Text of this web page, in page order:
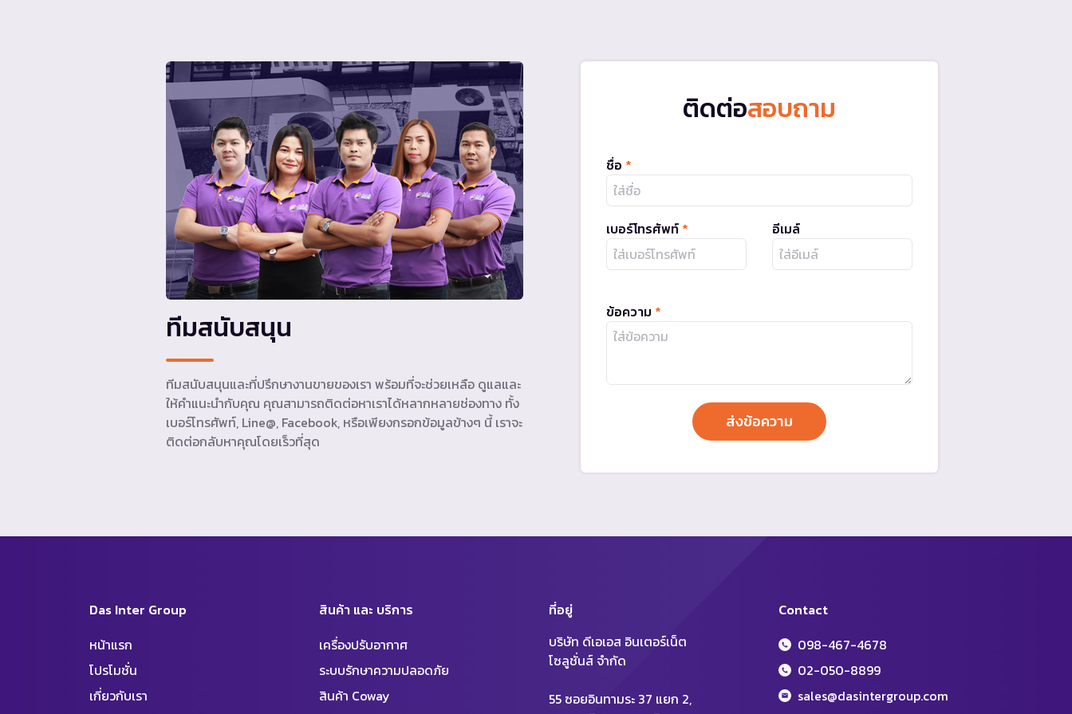
ติดต่อสอบถาม
ชื่อ *
เบอร์โทรศัพท์ * อีเมล์
ข้อความ *
ทีมสนับสนุน
ทีมสนับสนุนและที่ปรึกษางานขายของเรา พร้อมที่จะช่วยเหลือ ดูแลและ
ให้คำแนะนำกับคุณ คุณสามารถติดต่อหาเราได้หลากหลายช่องทาง ทั้ง
เบอร์โทรศัพท์, Line@, Facebook, หรือเพียงกรอกข้อมูลข้างๆ นี้ เราจะ
ติดต่อกลับหาคุณโดยเร็วที่สุด
Das Inter Group
หน้าแรก
โปรโมชั่น
เกี่ยวกับเรา
สินค้า และ บริการ
เครื่องปรับอากาศ
ระบบรักษาความปลอดภัย
สินค้า Coway
Contact
098-467-4678
02-050-8899
sales@dasintergroup.com
ที่อยู่
บริษัท ดีเอเอส อินเตอร์เน็ต
โซลูชั่นส์ จำกัด
55 ซอยอินทามระ 37 แยก 2,